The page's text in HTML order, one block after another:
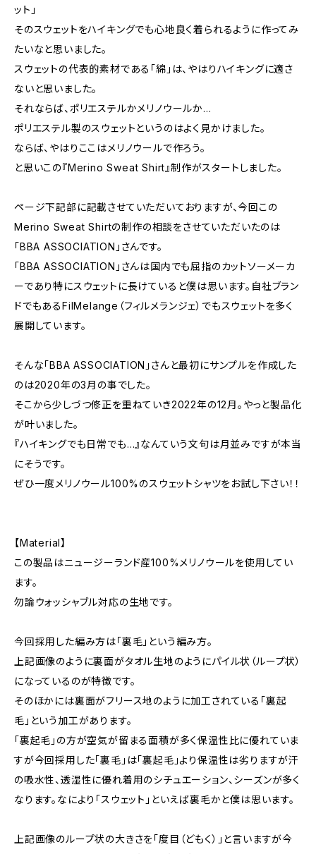
ット」
そのスウェットをハイキングでも心地良く着られるように作ってみ
たいなと思いました。
スウェットの代表的素材である「綿」は、やはりハイキングに適さ
ないと思いました。
それならば、ポリエステルかメリノウールか...
ポリエステル製のスウェットというのはよく見かけました。
ならば、やはりここはメリノウールで作ろう。
と思いこの『Merino Sweat Shirt』制作がスタートしました。
ページ下記部に記載させていただいておりますが、今回この
Merino Sweat Shirtの制作の相談をさせていただいたのは
「BBA ASSOCIATION」さんです。
「BBA ASSOCIATION」さんは国内でも屈指のカットソーメーカ
ーであり特にスウェットに長けていると僕は思います。自社ブラン
ドでもあるFilMelange（フィルメランジェ）でもスウェットを多く
展開しています。
そんな「BBA ASSOCIATION」さんと最初にサンプルを作成した
のは2020年の3月の事でした。
そこから少しづつ修正を重ねていき2022年の12月。やっと製品化
が叶いました。
『ハイキングでも日常でも…』なんていう文句は月並みですが本当
にそうです。
ぜひ一度メリノウール100%のスウェットシャツをお試し下さい！！
【Material】
この製品はニュージーランド産100%メリノウールを使用してい
ます。
勿論ウォッシャブル対応の生地です。
今回採用した編み方は「裏毛」という編み方。
上記画像のように裏面がタオル生地のようにパイル状（ループ状）
になっているのが特徴です。
そのほかには裏面がフリース地のように加工されている「裏起
毛」という加工があります。
「裏起毛」の方が空気が留まる面積が多く保温性比に優れていま
すが今回採用した「裏毛」は「裏起毛」より保温性は劣りますが汗
の吸水性、透湿性に優れ着用のシチュエーション、シーズンが多く
なります。なにより「スウェット」といえば裏毛かと僕は思います。
上記画像のループ状の大きさを「度目（どもく）」と言いますが今